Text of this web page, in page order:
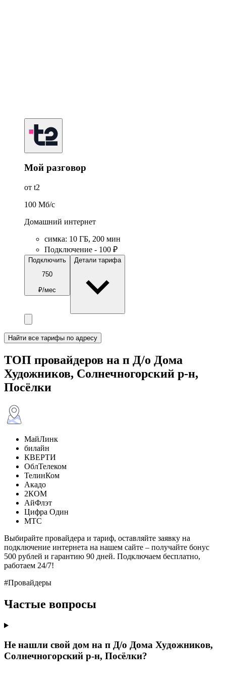
Мой разговор
от t2
100 Мб/c
Домашний интернет
симка: 10 ГБ, 200 мин
Подключение - 100 ₽
Подключить
750
₽/мес
Детали тарифа
Найти все тарифы по адресу
ТОП провайдеров на п Д/о Дома
Художников, Солнечногорский р-н,
Посёлки
МайЛинк
билайн
КВЕРТИ
ОблТелеком
ТелинКом
Акадо
2КОМ
АйФлэт
Цифра Один
МТС
Выбирайте провайдера и тариф, оставляйте заявку на
подключение интернета на нашем сайте – получайте бонус
500 рублей и гарантию 90 дней. Подключаем бесплатно,
работаем 24/7!
#Провайдеры
Частые вопросы
Не нашли свой дом на п Д/о Дома Художников,
Солнечногорский р-н, Посёлки?